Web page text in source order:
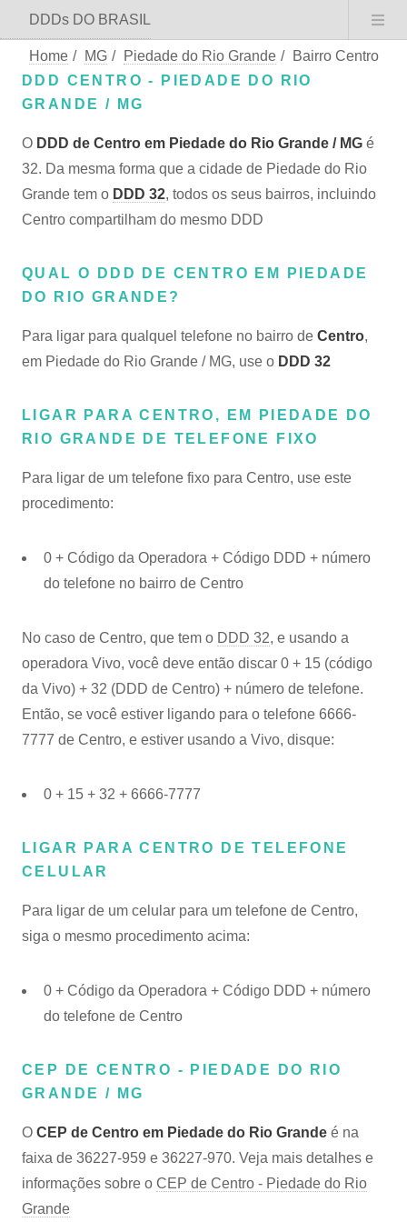
DDDs DO BRASIL
Home / MG / Piedade do Rio Grande /
Bairro Centro
DDD CENTRO - PIEDADE DO RIO
GRANDE / MG
O DDD de Centro em Piedade do Rio Grande / MG é
32. Da mesma forma que a cidade de Piedade do Rio
Grande tem o DDD 32, todos os seus bairros, incluindo
Centro compartilham do mesmo DDD
QUAL O DDD DE CENTRO EM PIEDADE
DO RIO GRANDE?
Para ligar para qualquel telefone no bairro de Centro,
em Piedade do Rio Grande / MG, use o DDD 32
LIGAR PARA CENTRO, EM PIEDADE DO
RIO GRANDE DE TELEFONE FIXO
Para ligar de um telefone fixo para Centro, use este
procedimento:
0 + Código da Operadora + Código DDD + número
do telefone no bairro de Centro
No caso de Centro, que tem o DDD 32, e usando a
operadora Vivo, você deve então discar 0 + 15 (código
da Vivo) + 32 (DDD de Centro) + número de telefone.
Então, se você estiver ligando para o telefone 6666-
7777 de Centro, e estiver usando a Vivo, disque:
0 + 15 + 32 + 6666-7777
LIGAR PARA CENTRO DE TELEFONE
CELULAR
Para ligar de um celular para um telefone de Centro,
siga o mesmo procedimento acima:
0 + Código da Operadora + Código DDD + número
do telefone de Centro
CEP DE CENTRO - PIEDADE DO RIO
GRANDE / MG
O CEP de Centro em Piedade do Rio Grande é na
faixa de 36227-959 e 36227-970. Veja mais detalhes e
informações sobre o CEP de Centro - Piedade do Rio
Grande